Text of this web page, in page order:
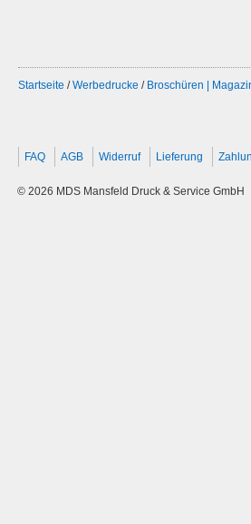
Startseite /Werbedrucke / Broschüren |
FAQ AGB Widerruf Lieferung
© 2026 MDS Mansfeld Druck & Service GmbH